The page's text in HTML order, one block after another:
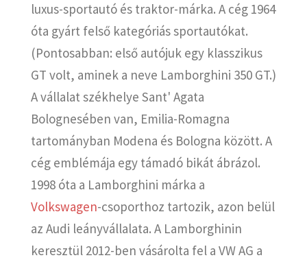
luxus-sportautó és traktor-márka. A cég 1964
óta gyárt felső kategóriás sportautókat.
(Pontosabban: első autójuk egy klasszikus
GT volt, aminek a neve Lamborghini 350 GT.)
A vállalat székhelye Sant' Agata
Bolognesében van, Emilia-Romagna
tartományban Modena és Bologna között. A
cég emblémája egy támadó bikát ábrázol.
1998 óta a Lamborghini márka a
Volkswagen-csoporthoz tartozik, azon belül
az Audi leányvállalata. A Lamborghinin
keresztül 2012-ben vásárolta fel a VW AG a